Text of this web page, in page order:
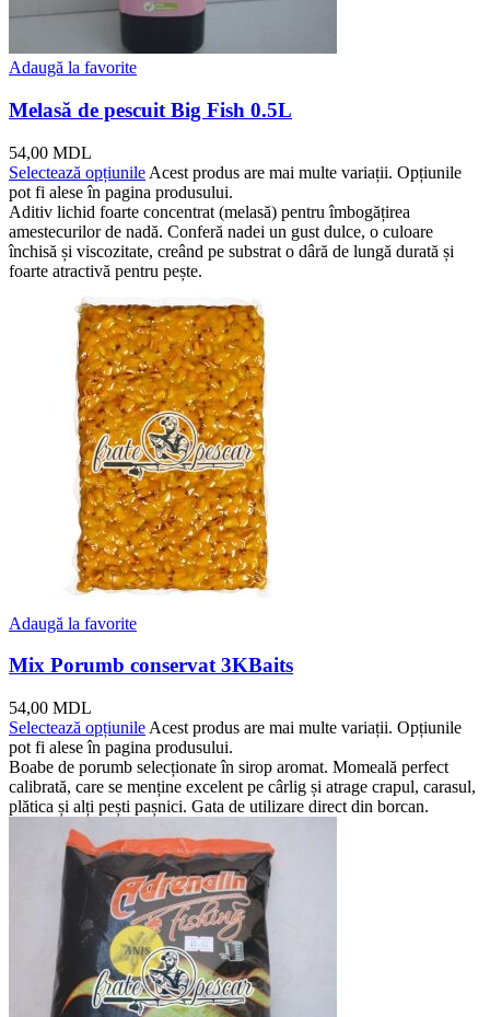
Adaugă la favorite
Melasă de pescuit Big Fish 0.5L
54,00 MDL
Selectează opțiunile Acest produs are mai multe variații. Opțiunile
pot fi alese în pagina produsului.
Aditiv lichid foarte concentrat (melasă) pentru îmbogățirea
amestecurilor de nadă. Conferă nadei un gust dulce, o culoare
închisă și viscozitate, creând pe substrat o dâră de lungă durată și
foarte atractivă pentru pește.
Adaugă la favorite
Mix Porumb conservat 3KBaits
54,00 MDL
Selectează opțiunile Acest produs are mai multe variații. Opțiunile
pot fi alese în pagina produsului.
Boabe de porumb selecționate în sirop aromat. Momeală perfect
calibrată, care se menține excelent pe cârlig și atrage crapul, carasul,
plătica și alți pești pașnici. Gata de utilizare direct din borcan.